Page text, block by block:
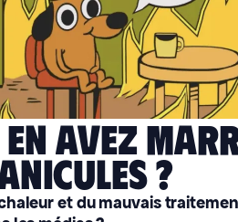
aux infographies
avez
?
et du mauvais